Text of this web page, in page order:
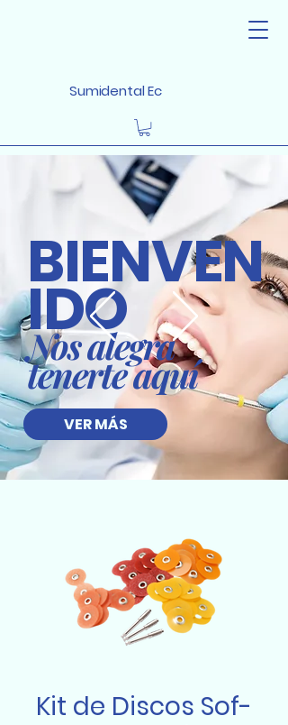
Sumidental Ec
BIENVEN
IDO
Nos alegra
tenerte aquí
VER MÁS
Kit de Discos Sof-